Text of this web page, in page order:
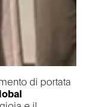
di portata